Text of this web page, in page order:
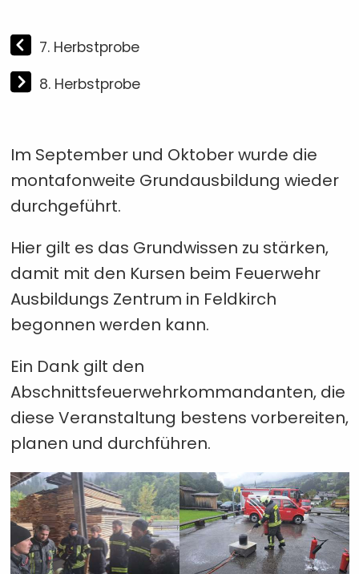
7. Herbstprobe
8. Herbstprobe
Im September und Oktober wurde die
montafonweite Grundausbildung wieder
durchgeführt.
Hier gilt es das Grundwissen zu stärken,
damit mit den Kursen beim Feuerwehr
Ausbildungs Zentrum in Feldkirch
begonnen werden kann.
Ein Dank gilt den
Abschnittsfeuerwehrkommandanten, die
diese Veranstaltung bestens vorbereiten,
planen und durchführen.